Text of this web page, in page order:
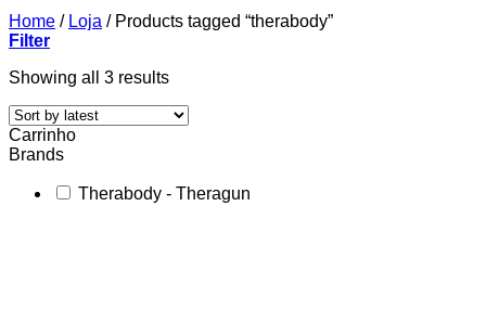
Home / Loja /Products tagged “therabody”
Filter
Showing all 3 resultsSorted
latest
Carrinho
Brands
Therabody - Theragun